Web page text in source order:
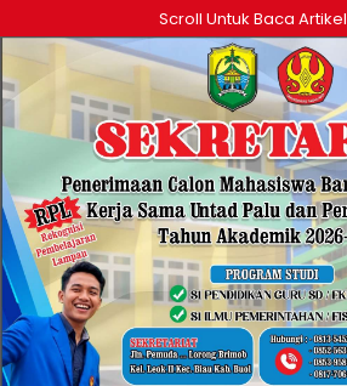
ke
konten
Scroll Untuk Baca Artikel